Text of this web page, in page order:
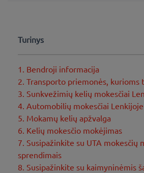
Turinys
1. Bendroji informacija
2. Transporto priemonės, kurioms
3. Sunkvežimių kelių mokesčiai
4. Automobilių mokesčiai Lenkijoje
5. Mokamų kelių apžvalga
6. Kelių mokesčio mokėjimas
7. Susipažinkite su UTA mokesčių
sprendimais
8. Susipažinkite su kaimyninėmis